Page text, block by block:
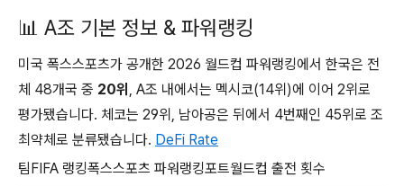
📊 A조 기본 정보 & 파워랭킹
미국 폭스스포츠가 공개한 2026 월드컵 파워랭킹에서 한국은 전
체 48개국 중 20위 , A조 내에서는 멕시코(14위)에 이어 2위로
평가됐습니다. 체코는 29위, 남아공은 뒤에서 4번째인 45위로 조
최약체로 분류됐습니다. DeFi Rate
팀FIFA 랭킹폭스스포츠 파워랭킹포트월드컵 출전 횟수